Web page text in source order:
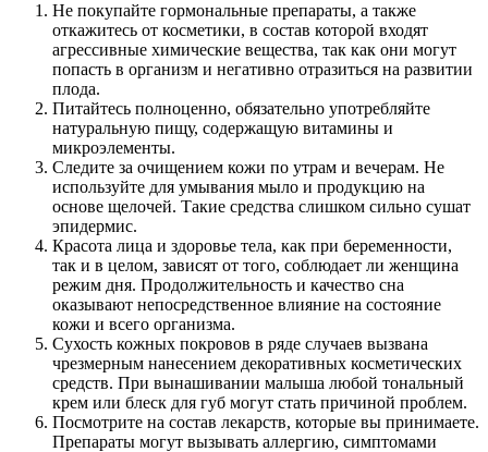
Не покупайте гормональные препараты, а также
откажитесь от косметики, в состав которой входят
агрессивные химические вещества, так как они могут
попасть в организм и негативно отразиться на развитии
плода.
Питайтесь полноценно, обязательно употребляйте
натуральную пищу, содержащую витамины и
микроэлементы.
Следите за очищением кожи по утрам и вечерам. Не
используйте для умывания мыло и продукцию на
основе щелочей. Такие средства слишком сильно сушат
эпидермис.
Красота лица и здоровье тела, как при беременности,
так и в целом, зависят от того, соблюдает ли женщина
режим дня. Продолжительность и качество сна
оказывают непосредственное влияние на состояние
кожи и всего организма.
Сухость кожных покровов в ряде случаев вызвана
чрезмерным нанесением декоративных косметических
средств. При вынашивании малыша любой тональный
крем или блеск для губ могут стать причиной проблем.
Посмотрите на состав лекарств, которые вы принимаете.
Препараты могут вызывать аллергию, симптомами